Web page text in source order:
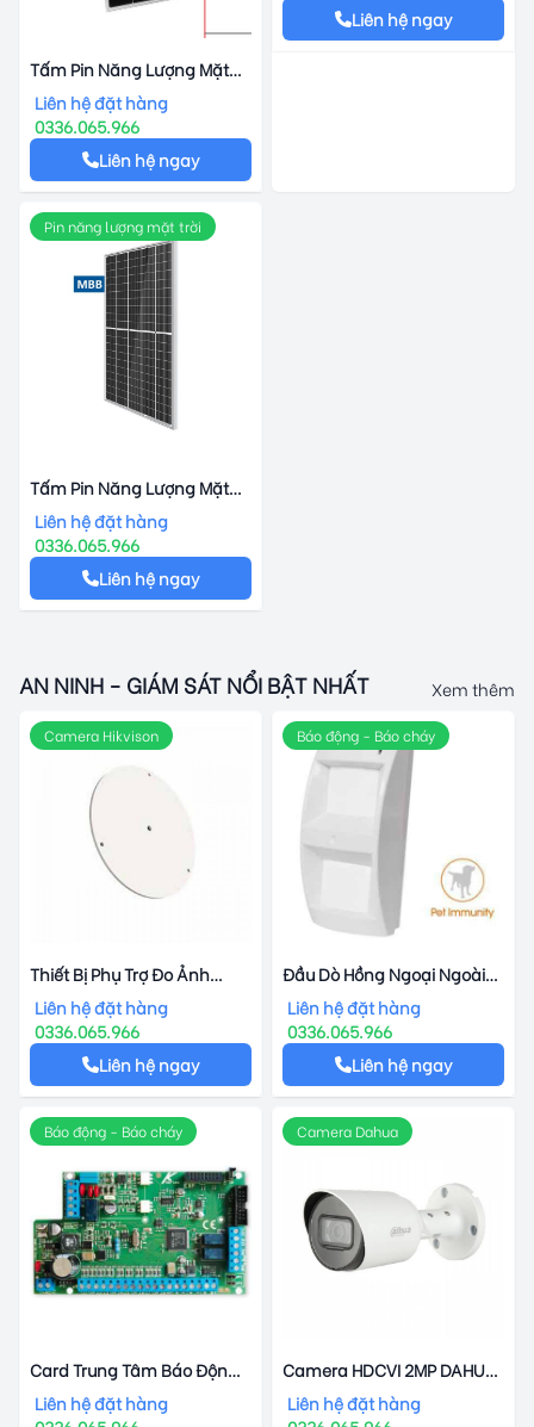
Tấm Pin Năng Lượng Mặt
Trời Suntech STPXXXS –
C72/Pmhg Công Suất 530-
550W
Liên hệ đặt hàng
0336.065.966
Liên hệ ngay
Liên hệ ngay
Pin năng lượng mặt trời
Tấm Pin Năng Lượng Mặt
Trời Leapton Solar LP210-
M-50-MH 480-505W
Liên hệ đặt hàng
0336.065.966
Liên hệ ngay
AN NINH - GIÁM SÁT NỔI BẬT NHẤT Xem thêm
Camera Hikvison
Thiết Bị Phụ Trợ Đo Ảnh
Nhiệt Hikvision DS-2909ZJ
Liên hệ đặt hàng
0336.065.966
Liên hệ ngay
Báo động - Báo cháy
Đầu Dò Hồng Ngoại Ngoài
Trời AMC SOUTDOOR/L
Liên hệ đặt hàng
0336.065.966
Liên hệ ngay
Báo động - Báo cháy
Card Trung Tâm Báo Động
8 Vùng AMC CS-K8
Liên hệ đặt hàng
Camera Dahua
Camera HDCVI 2MP DAHUA
DH-HAC-HFW1200TP-A-S5
Tích Hợp Mic
Liên hệ đặt hàng